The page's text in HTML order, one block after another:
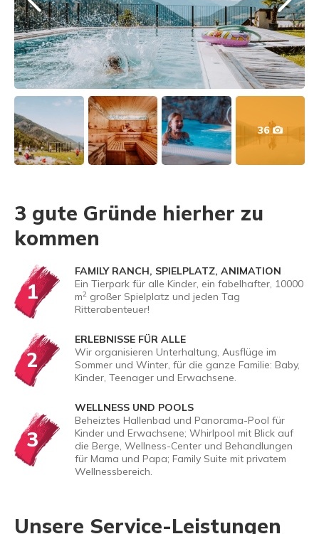
36
3 gute Gründe hierher zu
kommen
1
FAMILY RANCH, SPIELPLATZ, ANIMATION
Ein Tierpark für alle Kinder, ein fabelhafter, 10000
m2 großer Spielplatz und jeden Tag
Ritterabenteuer!
2
ERLEBNISSE FÜR ALLE
Wir organisieren Unterhaltung, Ausflüge im
Sommer und Winter, für die ganze Familie: Baby,
Kinder, Teenager und Erwachsene.
3
WELLNESS UND POOLS
Beheiztes Hallenbad und Panorama-Pool für
Kinder und Erwachsene; Whirlpool mit Blick auf
die Berge, Wellness-Center und Behandlungen
für Mama und Papa; Family Suite mit privatem
Wellnessbereich.
Unsere Service-Leistungen